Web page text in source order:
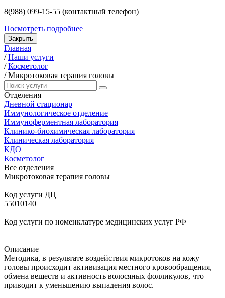
8(988) 099-15-55 (контактный телефон)
Посмотреть подробнее
Закрыть
Главная
/ Наши услуги
/ Косметолог
/ Микротоковая терапия головы
Отделения
Дневной стационар
Иммунологическое отделение
Иммуноферментная лаборатория
Клинико-биохимическая лаборатория
Клиническая лаборатория
КДО
Косметолог
Все отделения
Микротоковая терапия головы
Код услуги ДЦ
55010140
Код услуги по номенклатуре медицинских услуг РФ
Описание
Методика, в результате воздействия микротоков на кожу
головы происходит активизация местного кровообращения,
обмена веществ и активность волосяных фолликулов, что
приводит к уменьшению выпадения волос.